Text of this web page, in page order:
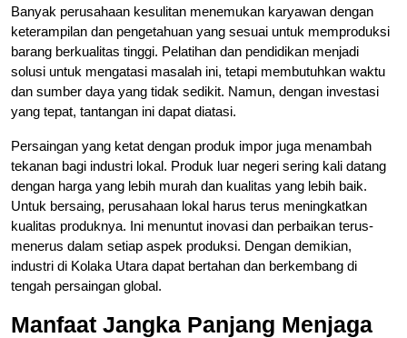
Banyak perusahaan kesulitan menemukan karyawan dengan
keterampilan dan pengetahuan yang sesuai untuk memproduksi
barang berkualitas tinggi. Pelatihan dan pendidikan menjadi
solusi untuk mengatasi masalah ini, tetapi membutuhkan waktu
dan sumber daya yang tidak sedikit. Namun, dengan investasi
yang tepat, tantangan ini dapat diatasi.
Persaingan yang ketat dengan produk impor juga menambah
tekanan bagi industri lokal. Produk luar negeri sering kali datang
dengan harga yang lebih murah dan kualitas yang lebih baik.
Untuk bersaing, perusahaan lokal harus terus meningkatkan
kualitas produknya. Ini menuntut inovasi dan perbaikan terus-
menerus dalam setiap aspek produksi. Dengan demikian,
industri di Kolaka Utara dapat bertahan dan berkembang di
tengah persaingan global.
Manfaat Jangka Panjang Menjaga